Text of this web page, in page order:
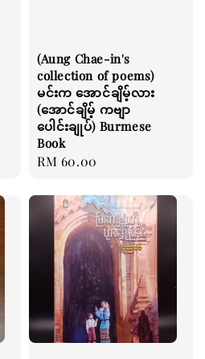
(Aung Chae-in's
collection of poems)
မင်းက အောင်ချိမ့်လား
(အောင်ချိမ့် ကဗျာ
ပေါင်းချုပ်) Burmese
Book
Regular
RM 60.00